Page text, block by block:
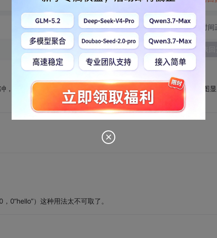
切换为时间
发表回
，创建一个设备兼容的位图，然后在虚拟位图里面画？然后再把位图显
0“hello”）这种用法太不可取了。